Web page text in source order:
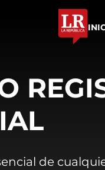
de